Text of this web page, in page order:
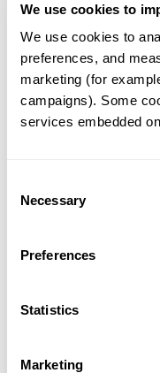
We use cookies to
We use cookies to
preferences, and
marketing (for
campaigns). Some
services embedded
Selection
Necessary
Preferences
Statistics
Marketing
임상유전학팀과
궁금한 점을 임상유전학
문의하기
미진단된 경우에 재분석
최신 유전학 정보
블로그와 뉴스레터를 통